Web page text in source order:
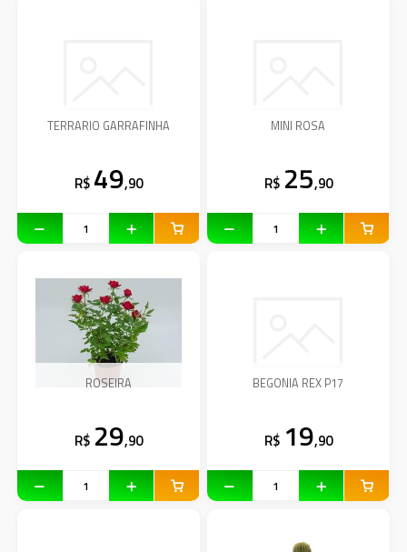
TERRARIO GARRAFINHA
R$ 49,90
MINI ROSA
R$ 25,90
ROSEIRA
R$ 29,90
BEGONIA REX P17
R$ 19,90